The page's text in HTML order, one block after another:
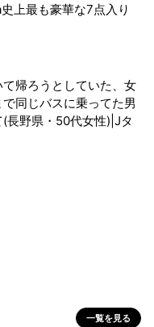
上最も豪華な7点入り
帰ろうとしていた、女
同じバスに乗ってた男
長野県・50代女性)|Jタ
一覧を見る